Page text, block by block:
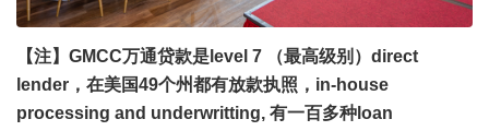
【注】GMCC万通贷款是level 7 （最高级别）direct
lender，在美国49个州都有放款执照，in-house
processing and underwritting, 有一百多种loan